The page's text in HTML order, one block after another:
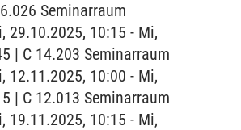
Seminarraum
29.10.2025, 10:15 - Mi,
| C 14.203 Seminarraum
12.11.2025, 10:00 - Mi,
| C 12.013 Seminarraum
19.11.2025, 10:15 - Mi,